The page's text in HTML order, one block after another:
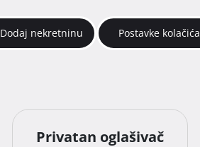
Dodaj nekretninu Postavke kolačića
Privatan oglašivač